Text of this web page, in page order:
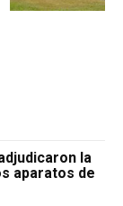
la
aparatos de